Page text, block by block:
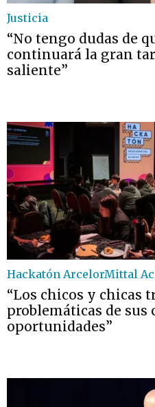
Justicia
“No tengo dudas de
continuará la gran
saliente”
Hackatón ArcelorMittal
“Los chicos y chicas
problemáticas de sus
oportunidades”